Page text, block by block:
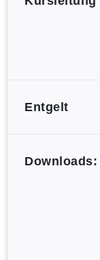
Entgelt
Downloads: